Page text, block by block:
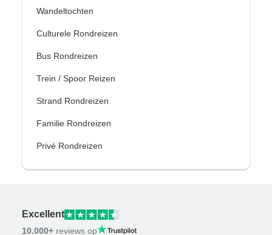
Wandeltochten
Culturele Rondreizen
Bus Rondreizen
Trein / Spoor Reizen
Strand Rondreizen
Familie Rondreizen
Privé Rondreizen
Excellent
10.000+ reviews op